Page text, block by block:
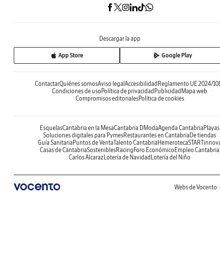
Descargar la app
App Store Google Play
ContactarQuiénes somosAviso legalAccesibilidadReglamento UE 2024/
Condiciones de usoPolítica de privacidadPublicidadMapa web
Compromisos editorialesPolítica de cookies
EsquelasCantabria en la MesaCantabria DModaAgenda CantabriaPlayas
Soluciones digitales para PymesRestaurantes en CantabriaDe tiendas
Guía SanitariaPuntos de VentaTalento CantabriaHemeroteca
Casas de CantabriaSosteniblesRacingForo EconómicoEmpleo Cantabria
Carlos AlcarazLotería de NavidadLotería del Niño
Webs de Vocento